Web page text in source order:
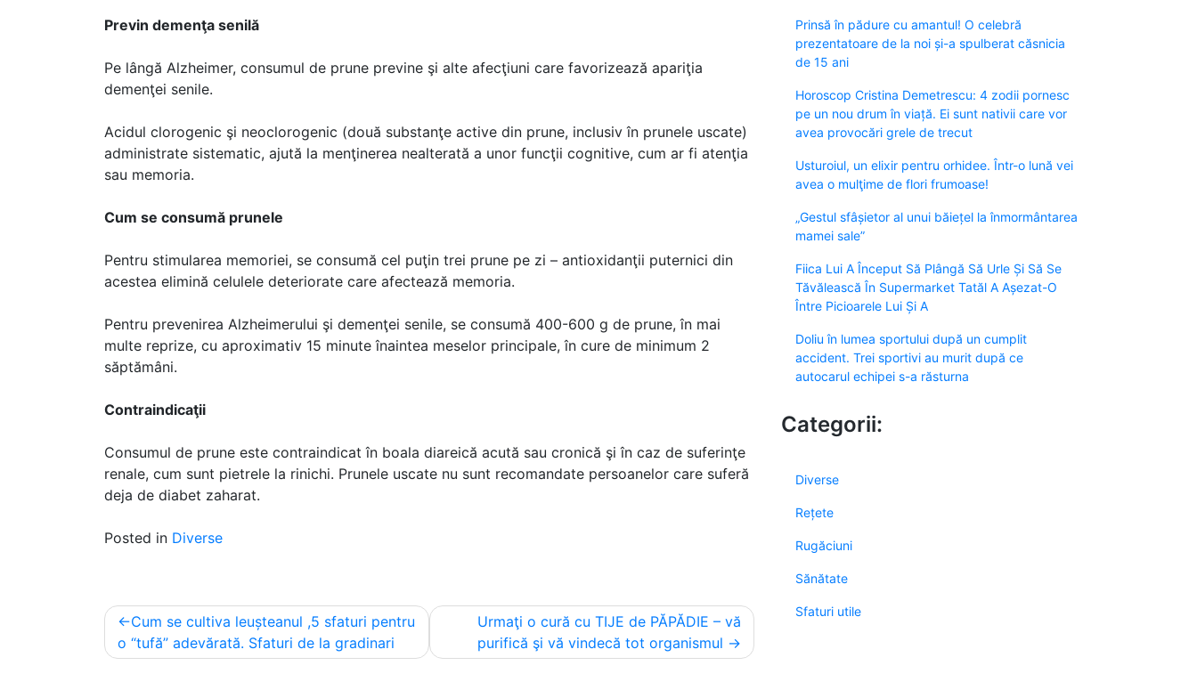
Previn demenţa senilă
Pe lângă Alzheimer, consumul de prune previne şi alte afecţiuni care favorizează apariţia
demenţei senile.
Acidul clorogenic şi neoclorogenic (două substanţe active din prune, inclusiv în prunele uscate)
administrate sistematic, ajută la menţinerea nealterată a unor funcţii cognitive, cum ar fi atenţia
sau memoria.
Cum se consumă prunele
Pentru stimularea memoriei, se consumă cel puţin trei prune pe zi – antioxidanţii puternici din
acestea elimină celulele deteriorate care afectează memoria.
Pentru prevenirea Alzheimerului şi demenţei senile, se consumă 400-600 g de prune, în mai
multe reprize, cu aproximativ 15 minute înaintea meselor principale, în cure de minimum 2
săptămâni.
Contraindicaţii
Consumul de prune este contraindicat în boala diareică acută sau cronică şi în caz de suferinţe
renale, cum sunt pietrele la rinichi. Prunele uscate nu sunt recomandate persoanelor care suferă
deja de diabet zaharat.
Posted in Diverse
Post
navigation
Cum se cultiva leușteanul ,5 sfaturi pentru
o “tufă” adevărată. Sfaturi de la gradinari
Urmaţi o cură cu TIJE de PĂPĂDIE – vă
purifică şi vă vindecă tot organismul
Prinsă în pădure cu amantul! O celebră
prezentatoare de la noi și-a spulberat căsnicia
de 15 ani
Horoscop Cristina Demetrescu: 4 zodii pornesc
pe un nou drum în viață. Ei sunt nativii care vor
avea provocări grele de trecut
Usturoiul, un elixir pentru orhidee. Într-o lună vei
avea o mulţime de flori frumoase!
„Gestul sfâșietor al unui băiețel la înmormântarea
mamei sale”
Fiica Lui A Început Să Plângă Să Urle Și Să Se
Tăvălească În Supermarket Tatăl A Așezat-O
Între Picioarele Lui Și A
Doliu în lumea sportului după un cumplit
accident. Trei sportivi au murit după ce
autocarul echipei s-a răsturna
Categorii:
Diverse
Rețete
Rugăciuni
Sănătate
Sfaturi utile